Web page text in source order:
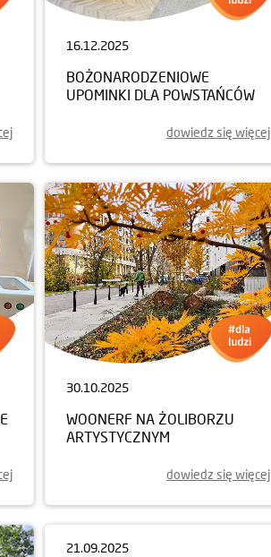
16.12.2025
BOŻONARODZENIOWE
UPOMINKI DLA POWSTAŃCÓW
dowiedz się więcej
30.10.2025
WOONERF NA ŻOLIBORZU
ARTYSTYCZNYM
dowiedz się więcej